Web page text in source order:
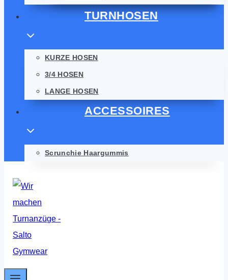
TURNHOSEN
KURZE HOSEN
3/4 HOSEN
LANGE HOSEN
ACCESSOIRES
Scrunchie Haargummis